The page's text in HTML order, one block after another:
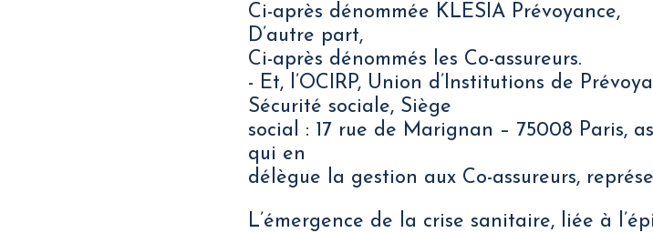
Ci-après dénommée KLESIA Prévoyance,
D’autre part,
Ci-après dénommés les Co-assureurs.
- Et, l’OCIRP, Union d’Institutions de
Sécurité sociale, Siège
social : 17 rue de Marignan – 75008 Paris,
qui en
délègue la gestion aux Co-assureurs,
L’émergence de la crise sanitaire, liée à